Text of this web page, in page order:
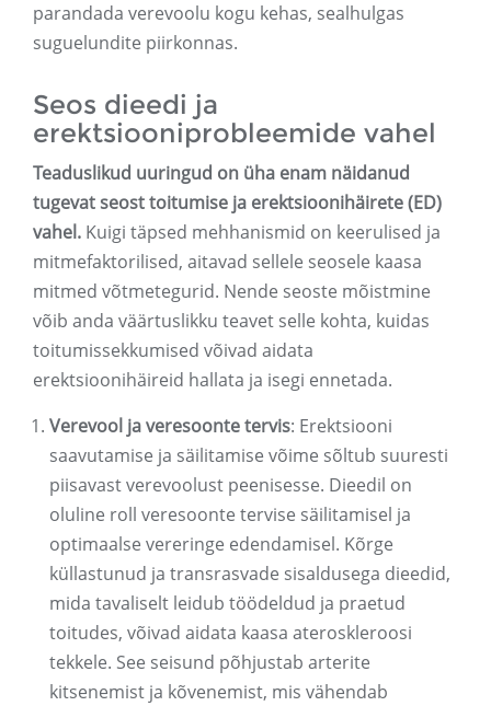
parandada verevoolu kogu kehas, sealhulgas
suguelundite piirkonnas.
Seos dieedi ja
erektsiooniprobleemide vahel
Teaduslikud uuringud on üha enam näidanud
tugevat seost toitumise ja erektsioonihäirete (ED)
vahel. Kuigi täpsed mehhanismid on keerulised ja
mitmefaktorilised, aitavad sellele seosele kaasa
mitmed võtmetegurid. Nende seoste mõistmine
võib anda väärtuslikku teavet selle kohta, kuidas
toitumissekkumised võivad aidata
erektsioonihäireid hallata ja isegi ennetada.
Verevool ja veresoonte tervis: Erektsiooni
saavutamise ja säilitamise võime sõltub suuresti
piisavast verevoolust peenisesse. Dieedil on
oluline roll veresoonte tervise säilitamisel ja
optimaalse vereringe edendamisel. Kõrge
küllastunud ja transrasvade sisaldusega dieedid,
mida tavaliselt leidub töödeldud ja praetud
toitudes, võivad aidata kaasa ateroskleroosi
tekkele. See seisund põhjustab arterite
kitsenemist ja kõvenemist, mis vähendab